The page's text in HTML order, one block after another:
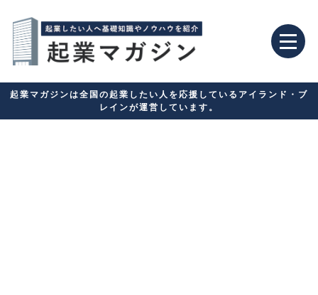
起業マガジンは全国の起業したい人を応援しているアイランド・ブ
レインが運営しています。